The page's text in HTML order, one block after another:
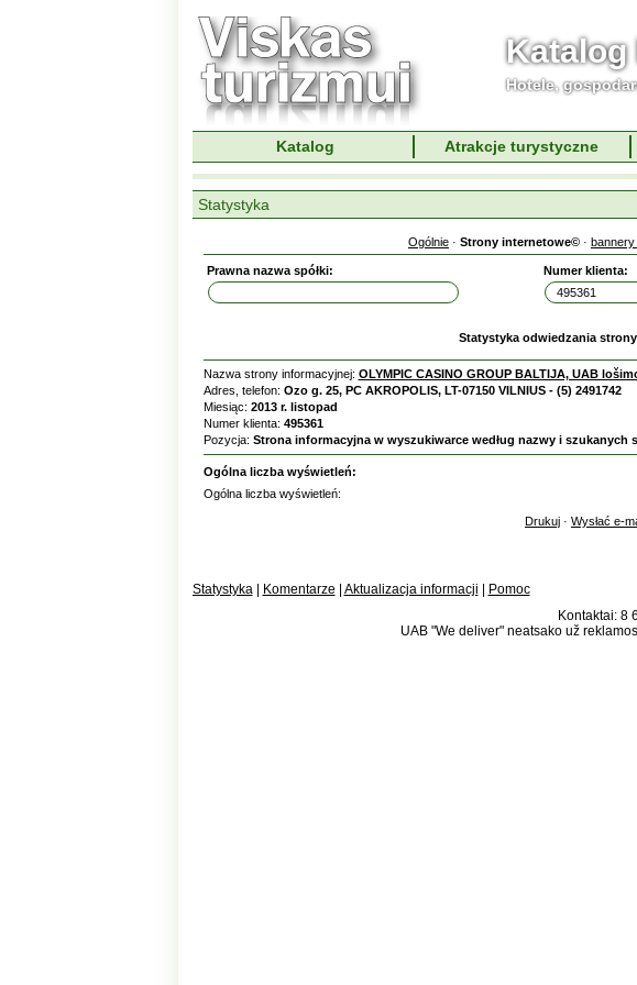
Katalog
Hotele,
Katalog Atrakcje turystyczne
Statystyka
Ogólnie · Strony internetowe© · bannery
Prawna nazwa spółki: Numer klienta:
Statystyka odwiedzania
Nazwa strony informacyjnej: OLYMPIC CASINO GROUP BALTIJA, UAB
Adres, telefon: Ozo g. 25, PC AKROPOLIS, LT-07150 VILNIUS - (5) 2491742
Miesiąc: 2013 r. listopad
Numer klienta: 495361
Pozycja: Strona informacyjna w wyszukiwarce według nazwy i szukanych
Ogólna liczba wyświetleń:
Ogólna liczba wyświetleń:
Drukuj · Wysłać e-
Statystyka Komentarze Aktualizacja informacji
Pomoc
Kontaktai: 8
UAB "We deliver" neatsako už